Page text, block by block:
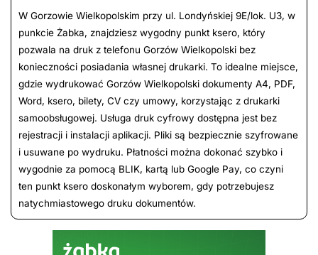
W Gorzowie Wielkopolskim przy ul. Londyńskiej 9E/lok. U3, w
punkcie Żabka, znajdziesz wygodny punkt ksero, który
pozwala na druk z telefonu Gorzów Wielkopolski bez
konieczności posiadania własnej drukarki. To idealne miejsce,
gdzie wydrukować Gorzów Wielkopolski dokumenty A4, PDF,
Word, ksero, bilety, CV czy umowy, korzystając z drukarki
samoobsługowej. Usługa druk cyfrowy dostępna jest bez
rejestracji i instalacji aplikacji. Pliki są bezpiecznie szyfrowane
i usuwane po wydruku. Płatności można dokonać szybko i
wygodnie za pomocą BLIK, kartą lub Google Pay, co czyni
ten punkt ksero doskonałym wyborem, gdy potrzebujesz
natychmiastowego druku dokumentów.